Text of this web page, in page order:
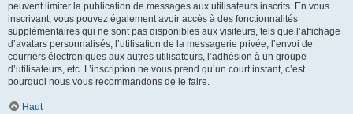
peuvent limiter la publication de messages aux utilisateurs inscrits. En vous
inscrivant, vous pouvez également avoir accès à des fonctionnalités
supplémentaires qui ne sont pas disponibles aux visiteurs, tels que l’affichage
d’avatars personnalisés, l’utilisation de la messagerie privée, l’envoi de
courriers électroniques aux autres utilisateurs, l’adhésion à un groupe
d’utilisateurs, etc. L’inscription ne vous prend qu’un court instant, c’est
pourquoi nous vous recommandons de le faire.
Haut